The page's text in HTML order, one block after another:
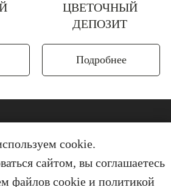
ЦВЕТОЧНЫЙ
ДЕПОЗИТ
Подробнее
данных
cookie.
сайтом, вы соглашаетесь
файлов cookie и политикой